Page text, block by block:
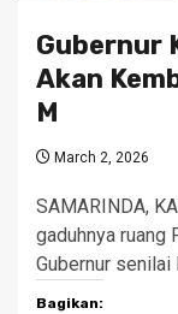
Gubernur
Akan
M
March 2, 2026
SAMARINDA,
gaduhnya ruang
Gubernur senilai
Bagikan: